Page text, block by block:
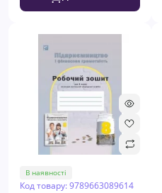
В наявності
Код товару: 9789663089614